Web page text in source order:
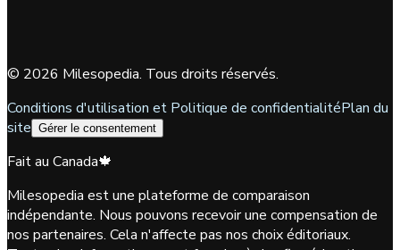
© 2026 Milesopedia. Tous droits réservés.
Conditions d'utilisation et Politique de confidentialitéPlan du
site Gérer le consentement
Fait au Canada🍁
Milesopedia est une plateforme de comparaison
indépendante. Nous pouvons recevoir une compensation de
nos partenaires. Cela n'affecte pas nos choix éditoriaux.